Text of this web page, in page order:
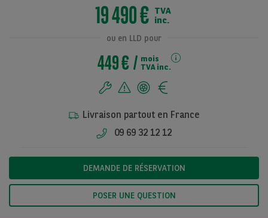
Voir toutes les19 490 € TVA
inc.
ou en LLD pour
449 €
mois
TVA inc.
Livraison partout en France
09 69 32 12 12
DEMANDE DE RÉSERVATION
POSER UNE QUESTION